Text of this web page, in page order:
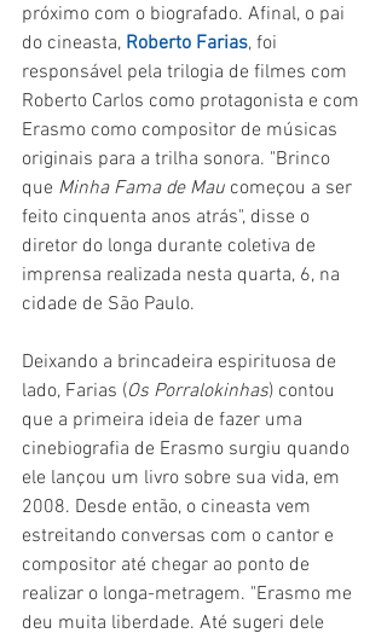
próximo com o biografado. Afinal, o pai
do cineasta, Roberto Farias, foi
responsável pela trilogia de filmes com
Roberto Carlos como protagonista e com
Erasmo como compositor de músicas
originais para a trilha sonora. "Brinco
que Minha Fama de Mau começou a ser
feito cinquenta anos atrás", disse o
diretor do longa durante coletiva de
imprensa realizada nesta quarta, 6, na
cidade de São Paulo.
Deixando a brincadeira espirituosa de
lado, Farias (Os Porralokinhas) contou
que a primeira ideia de fazer uma
cinebiografia de Erasmo surgiu quando
ele lançou um livro sobre sua vida, em
2008. Desde então, o cineasta vem
estreitando conversas com o cantor e
compositor até chegar ao ponto de
realizar o longa-metragem. "Erasmo me
deu muita liberdade. Até sugeri dele